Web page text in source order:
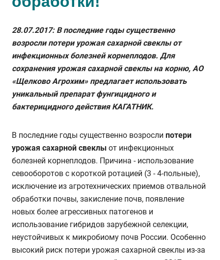
28.07.2017: В последние годы существенно
возросли потери урожая сахарной свеклы от
инфекционных болезней корнеплодов. Для
сохранения урожая сахарной свеклы на корню, АО
«Щелково Агрохим» предлагает использовать
уникальный препарат фунгицидного и
бактерицидного действия КАГАТНИК.
В последние годы существенно возросли потери
урожая сахарной свеклы от инфекционных
болезней корнеплодов. Причина - использование
севооборотов с короткой ротацией (3 - 4-польные),
исключение из агротехнических приемов отвальной
обработки почвы, закисление почв, появление
новых более агрессивных патогенов и
использование гибридов зарубежной селекции,
неустойчивых к микробиому почв России. Особенно
высокий риск потери урожая сахарной свеклы из-за